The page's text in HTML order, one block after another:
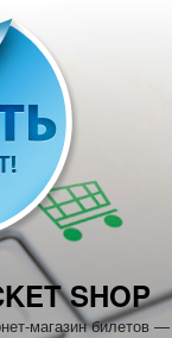
SHOP
магазин билетов